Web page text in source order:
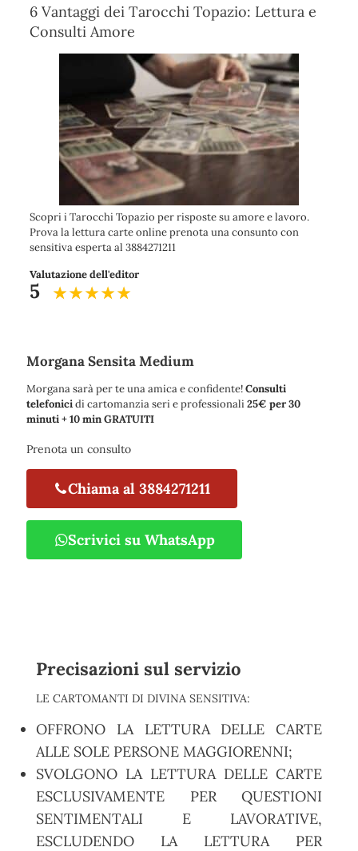
6 Vantaggi dei Tarocchi Topazio: Lettura e
Consulti Amore
Scopri i Tarocchi Topazio per risposte su amore e lavoro.
Prova la lettura carte online prenota una consunto con
sensitiva esperta al 3884271211
Valutazione dell'editor
5
Morgana Sensita Medium
Morgana sarà per te una amica e confidente!Consulti
telefonicidi cartomanzia seri e professionali25€ per 30
minuti + 10 min GRATUITI
Prenota un consulto
Chiama al 3884271211
Scrivici su WhatsApp
Precisazioni sul servizio
LE CARTOMANTI DI DIVINA SENSITIVA:
OFFRONO LA LETTURA DELLE CARTE
ALLE SOLE PERSONE MAGGIORENNI;
SVOLGONO LA LETTURA DELLE CARTE
ESCLUSIVAMENTE PER QUESTIONI
SENTIMENTALI E LAVORATIVE,
ESCLUDENDO LA LETTURA PER